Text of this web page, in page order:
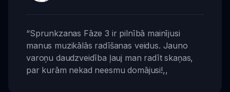
“Sprunkzanas Fāze 3 ir pilnībā mainījusi
manus muzikālās radīšanas veidus. Jauno
varoņu daudzveidība ļauj man radīt skaņas,
par kurām nekad neesmu domājusi!,,